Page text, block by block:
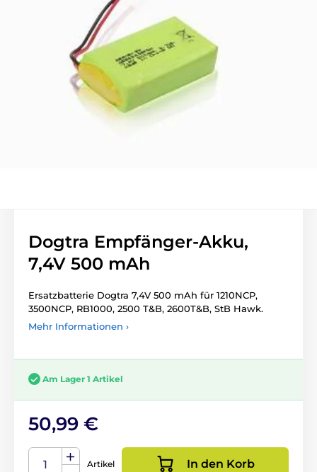
Dogtra Empfänger-Akku,
7,4V 500 mAh
Ersatzbatterie Dogtra 7,4V 500 mAh für 1210NCP,
3500NCP, RB1000, 2500 T&B, 2600T&B, StB Hawk.
Mehr Informationen ›
Am Lager 1 Artikel
50,99 €
Artikel In den Korb